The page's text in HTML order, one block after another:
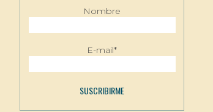
Nombre
E-mail*